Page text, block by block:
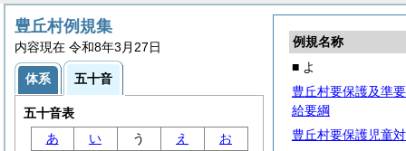
例規名称
■ よ
豊丘村要保護及準
給要綱
豊丘村要保護児童
豊丘村例規集
内容現在 令和8年3月27日
体系 五十音
五十音表
あ
い う え
お